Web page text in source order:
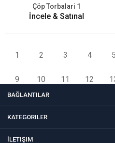
Çöp Torbalari 1
İncele & Satınal
1 2 3 4 5
9 10 11 12
BAĞLANTILAR
KATEGORILER
İLETIŞIM